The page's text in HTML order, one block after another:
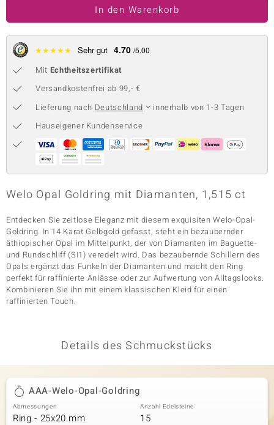
Classics
In den Warenkorb
★★★★★ Sehr gut 4.70 /5.00
Mit Echtheitszertifikat
Versandkostenfrei ab 99,- €
Lieferung nach Deutschland
innerhalb von 1-3 Tagen
Hauseigener Kundenservice
Welo Opal Goldring mit Diamanten, 1,515 ct
Entdecken Sie zeitlose Eleganz mit diesem exquisiten Welo-Opal-
Goldring. In 14 Karat Gelbgold gefasst, steht ein bezaubernder
äthiopischer Opal im Mittelpunkt, der von Diamanten im Baguette-
und Rundschliff (SI1) veredelt wird. Das bezaubernde Schillern des
Opals ergänzt das Funkeln der Diamanten und macht den Ring
perfekt für raffinierte Anlässe oder zur Aufwertung von Alltagslooks.
Kombinieren Sie ihn mit einem klassischen Kleid für einen
raffinierten Touch.
Details des Schmuckstücks
AAA-Welo-Opal-Goldring
Abmessungen
Ring - 25x20 mm
Anzahl Edelsteine
15